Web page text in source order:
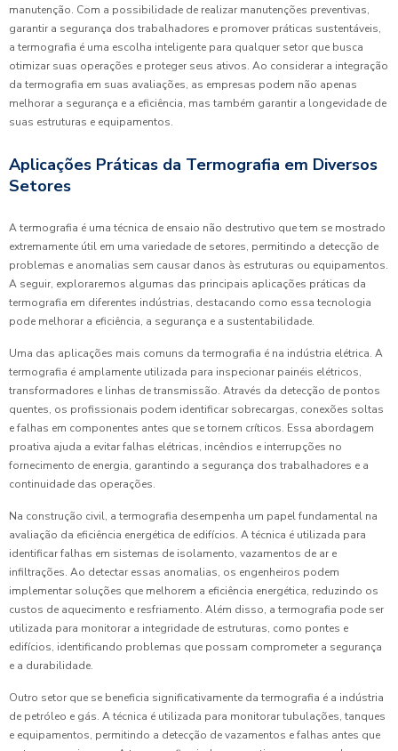
manutenção. Com a possibilidade de realizar manutenções preventivas,
garantir a segurança dos trabalhadores e promover práticas sustentáveis,
a termografia é uma escolha inteligente para qualquer setor que busca
otimizar suas operações e proteger seus ativos. Ao considerar a integração
da termografia em suas avaliações, as empresas podem não apenas
melhorar a segurança e a eficiência, mas também garantir a longevidade de
suas estruturas e equipamentos.
Aplicações Práticas da Termografia em Diversos
Setores
A termografia é uma técnica de ensaio não destrutivo que tem se mostrado
extremamente útil em uma variedade de setores, permitindo a detecção de
problemas e anomalias sem causar danos às estruturas ou equipamentos.
A seguir, exploraremos algumas das principais aplicações práticas da
termografia em diferentes indústrias, destacando como essa tecnologia
pode melhorar a eficiência, a segurança e a sustentabilidade.
Uma das aplicações mais comuns da termografia é na indústria elétrica. A
termografia é amplamente utilizada para inspecionar painéis elétricos,
transformadores e linhas de transmissão. Através da detecção de pontos
quentes, os profissionais podem identificar sobrecargas, conexões soltas
e falhas em componentes antes que se tornem críticos. Essa abordagem
proativa ajuda a evitar falhas elétricas, incêndios e interrupções no
fornecimento de energia, garantindo a segurança dos trabalhadores e a
continuidade das operações.
Na construção civil, a termografia desempenha um papel fundamental na
avaliação da eficiência energética de edifícios. A técnica é utilizada para
identificar falhas em sistemas de isolamento, vazamentos de ar e
infiltrações. Ao detectar essas anomalias, os engenheiros podem
implementar soluções que melhorem a eficiência energética, reduzindo os
custos de aquecimento e resfriamento. Além disso, a termografia pode ser
utilizada para monitorar a integridade de estruturas, como pontes e
edifícios, identificando problemas que possam comprometer a segurança
e a durabilidade.
Outro setor que se beneficia significativamente da termografia é a indústria
de petróleo e gás. A técnica é utilizada para monitorar tubulações, tanques
e equipamentos, permitindo a detecção de vazamentos e falhas antes que